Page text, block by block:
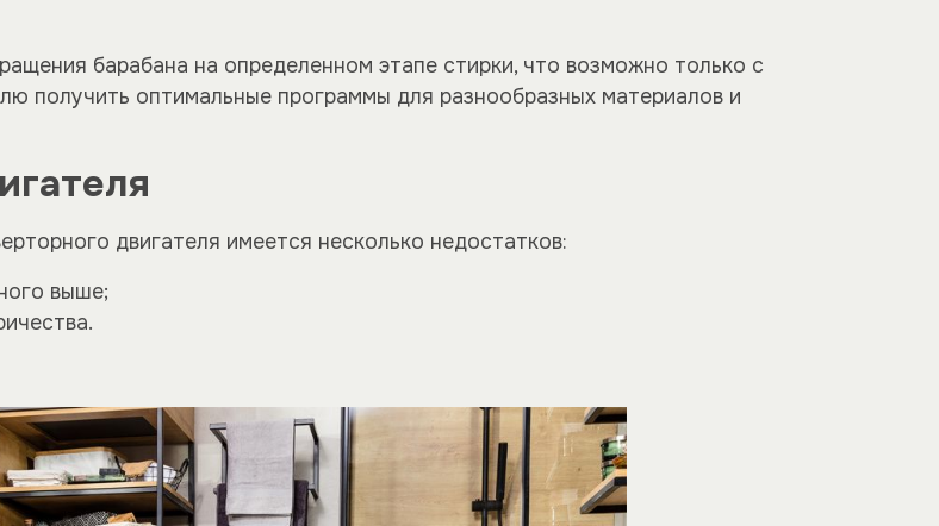
барабана на определенном этапе стирки, что возможно только с
получить оптимальные программы для разнообразных материалов и
двигателя имеется несколько недостатков:
выше;